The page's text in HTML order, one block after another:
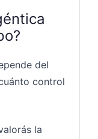
del
control
la